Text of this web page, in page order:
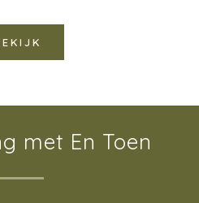
met En Toen